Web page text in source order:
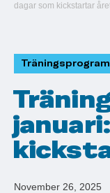
dagar som kickstartar
Träningsprogram
November 26, 2025